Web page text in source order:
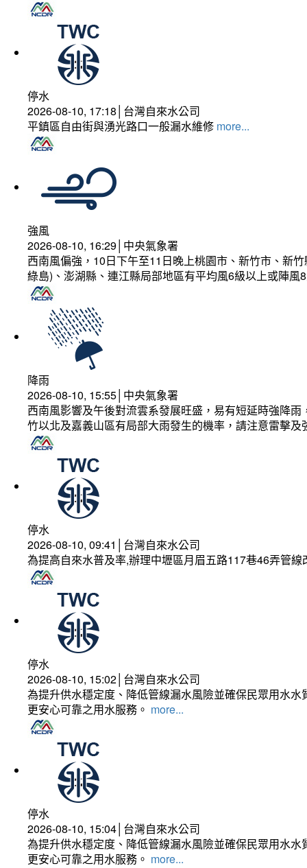
停水
2026-08-10, 17:18│台灣自來水公司
平鎮區自由街與湧光路口一般漏水維修 more...
強風
2026-08-10, 16:29│中央氣象署
西南風偏強，10日下午至11日晚上桃園市、新竹市、新
綠島)、澎湖縣、連江縣局部地區有平均風6級以上或陣
降雨
2026-08-10, 15:55│中央氣象署
西南風影響及午後對流雲系發展旺盛，易有短延時強降
竹以北及嘉義山區有局部大雨發生的機率，請注意雷擊
停水
2026-08-10, 09:41│台灣自來水公司
為提高自來水普及率,辦理中壢區月眉五路117巷46弄管
停水
2026-08-10, 15:02│台灣自來水公司
為提升供水穩定度、降低管線漏水風險並確保民眾用水
更安心可靠之用水服務。 more...
停水
2026-08-10, 15:04│台灣自來水公司
為提升供水穩定度、降低管線漏水風險並確保民眾用水
更安心可靠之用水服務。 more...